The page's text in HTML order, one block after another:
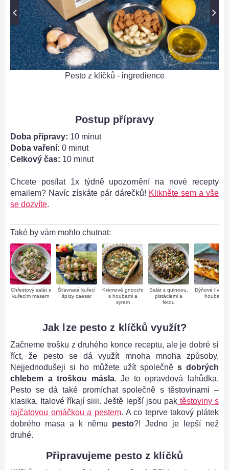
Pesto z klíčků - ingredience
Postup přípravy
Doba přípravy: 10 minut
Doba vaření: 0 minut
Celkový čas: 10 minut
Chcete posílat 1x týdně upozornění na nové recepty
emailem? Navíc získáte pár dárečků! Klikněte sem a vše
se dozvíte.
Také by vám mohlo chutnat:
Chřestový salát s
kuřecím masem
Šťavnaté kuřecí
špízy caesar
Krémové gnocchi
s houbami a
sýrem
Salát s quinoou,
pistáciemi a
fetou
Dýňové
houbami
Jak lze pesto z klíčků využít?
Začneme trošku z druhého konce receptu, ale je dobré si
říct, že pesto se dá využít mnoha mnoha způsoby.
Nejjednodušeji si ho můžete užít společněs dobrých
chlebem a troškou másla. Je to opravdová lahůdka.
Pesto se dá také promíchat společně s těstovinami –
klasika, Italové říkají siiii. Ještě lepší jsou paktěstoviny s
rajčatovou omáčkou a pestem. A co teprve takový plátek
dobrého masa a k němu pesto?! Jedno je lepší než
druhé.
Připravujeme pesto z klíčků